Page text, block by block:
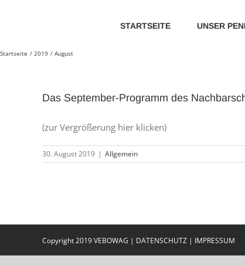
STARTSEITE UNSER
Startseite 2019 August
Das September-Programm des
(zur Vergrößerung hier klicken)
30. August 2019 | Allgemein
Copyright 2019 VEBOWAG | DATENSCHUTZ | IMPRESSUM